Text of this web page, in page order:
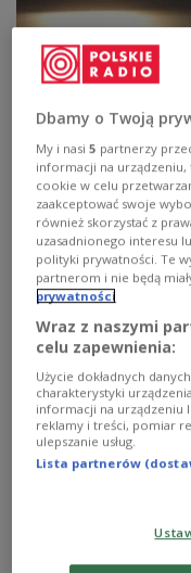
Senat kuluary, foto:
Uchwałę
polskich -
jednogłośnie
setną rocznicę
"Faraona" i
Dbamy o Twoją
My i nasi5 partnerzy
informacji na
cookie w celu
zaakceptować swoje
również skorzystać z
uzasadnionego interesu
polityki prywatności. Te
partnerom i nie będą
prywatności
Wraz z naszymi
celu zapewnienia:
Użycie dokładnych
charakterystyki
informacji na urządzeniu
reklamy i treści, pomiar
ulepszanie usług.
Lista partnerów